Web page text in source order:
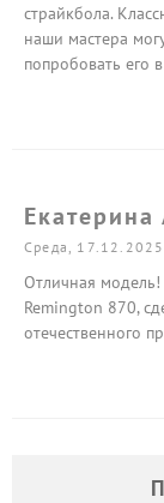
страйкбола.
наши мастера
попробовать его
Среда, 17.12.2025
Отличная модель!
Remington 870,
отечественного